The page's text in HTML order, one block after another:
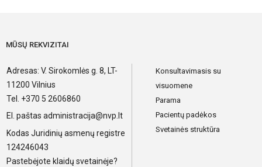
MŪSŲ REKVIZITAI
Adresas: V. Sirokomlės g. 8, LT-
11200 Vilnius
Tel. +370 5 2606860
El. paštas administracija@nvp.lt
Kodas Juridinių asmenų registre
124246043
Pastebėjote klaidų svetainėje?
Konsultavimasis su
visuomene
Parama
Pacientų padėkos
Svetainės struktūra